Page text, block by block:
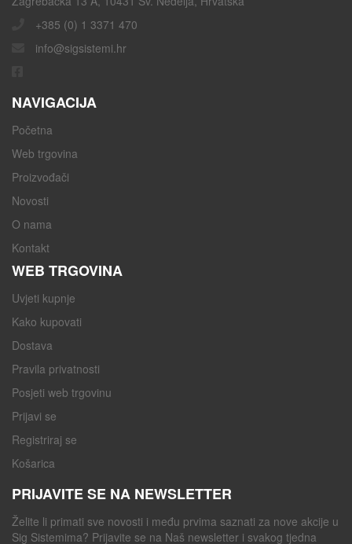
+385 (0) 1 3371 470
info@sigsistemi.hr
NAVIGACIJA
Početna
Web trgovina
Proizvođači
Novosti
O nama
Kontakt
WEB TRGOVINA
Uvjeti kupnje
Kako kupovati
Dostava
Pravila privatnosti
Posjeti web trgovinu
Prijavi se
Registriraj se
Košarica
PRIJAVITE SE NA NEWSLETTER
Želite li primati sve novosti i među prvima saznati za nove akcije u
Sig Sistemima? Prijavite se na Naš newsletter i svakog tjedna